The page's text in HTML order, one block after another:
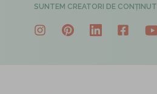
SUNTEM CREATORI DE CONȚINUT